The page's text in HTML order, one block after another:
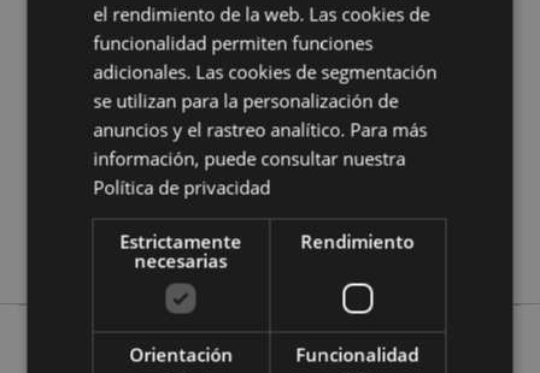
Características del Producto
Información
Longitud 20cm
5055071561009
12
0.624000
No
No
No
el rendimiento de la web. Las cookies de
funcionalidad permiten funciones
adicionales. Las cookies de segmentación
se utilizan para la personalización de
anuncios y el rastreo analítico. Para más
información, puede consultar nuestra
Política de privacidad
Estrictamente
necesarias
Rendimiento
Orientación Funcionalidad